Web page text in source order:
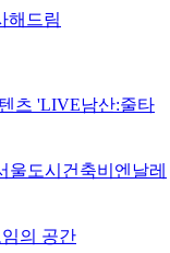
해드림
츠 'LIVE남산:줄타
울도시건축비엔날레
의 공간